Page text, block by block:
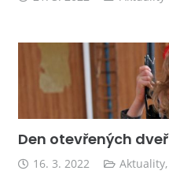
Den otevřených
16. 3. 2022 Aktuality,